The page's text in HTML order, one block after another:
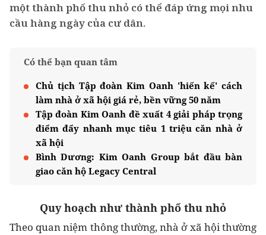
một thành phố thu nhỏ có thể đáp ứng mọi nhu
cầu hàng ngày của cư dân.
Có thể bạn quan tâm
Chủ tịch Tập đoàn Kim Oanh 'hiến kế' cách
làm nhà ở xã hội giá rẻ, bền vững 50 năm
Tập đoàn Kim Oanh đề xuất 4 giải pháp trọng
điểm đẩy nhanh mục tiêu 1 triệu căn nhà ở
xã hội
Bình Dương: Kim Oanh Group bắt đầu bàn
giao căn hộ Legacy Central
Quy hoạch như thành phố thu nhỏ
Theo quan niệm thông thường, nhà ở xã hội thường